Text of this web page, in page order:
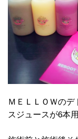
ＭＥＬＬＯＷのデ
スジュースが6本